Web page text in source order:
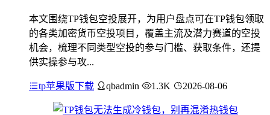
本文围绕TP钱包空投展开，为用户盘点可在TP钱包领取
的各类加密货币空投项目，覆盖主流及潜力赛道的空投
机会，梳理不同类型空投的参与门槛、获取条件，还提
供实操参与攻...
tp苹果版下载 qbadmin 1.3K 2026-08-06